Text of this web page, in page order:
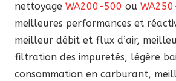
nettoyage WA200-500 ou
meilleures performances et
meilleur débit et flux d’air,
filtration des impuretés, légère
consommation en carburant,